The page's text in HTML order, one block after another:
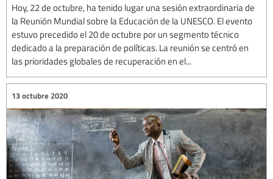
Hoy, 22 de octubre, ha tenido lugar una sesión extraordinaria de
la Reunión Mundial sobre la Educación de la UNESCO. El evento
estuvo precedido el 20 de octubre por un segmento técnico
dedicado a la preparación de políticas. La reunión se centró en
las prioridades globales de recuperación en el...
13 octubre 2020